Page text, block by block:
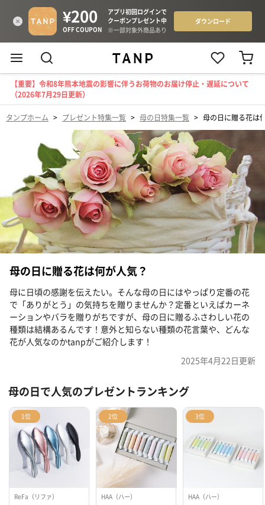
【重要】令和8年熊本地震の影響に伴うお荷物のお届け停止・遅延について
（2026年7月29日更新）
タンプホーム > プレゼント特集一覧 > 母の日特集一覧 > 母の日に贈る花は
母の日に贈る花は何が人気？
母に日頃の感謝を伝えたい。そんな母の日にはやっぱり定番の花
で「ありがとう」の気持ちを贈りませんか？定番といえばカーネ
ーションやバラを贈りがちですが、母の日に贈るふさわしい花の
種類は結構あるんです！意外と知らない種類の花言葉や、どんな
花が人気なのかtanpがご紹介します！
2025年4月22日更新
母の日で人気のプレゼントランキング
1位
ReFa（リファ）
2位
HAA（ハー）
3位
HAA（ハー）